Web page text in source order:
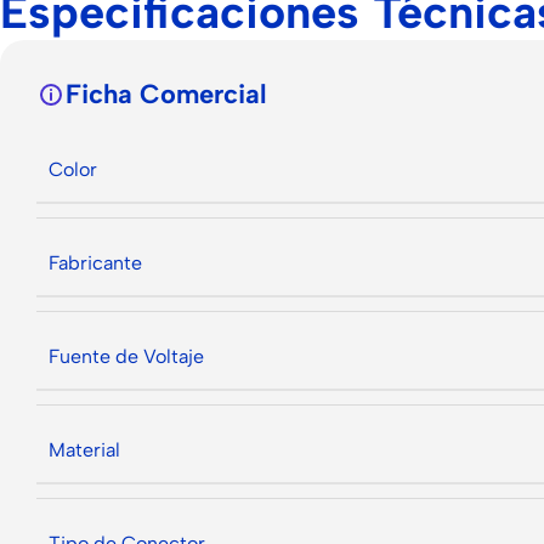
Especificaciones
Ficha Comercial
Color
Fabricante
Fuente de Voltaje
Material